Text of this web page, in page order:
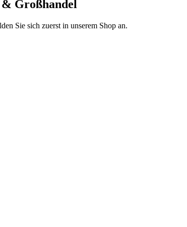
& Großhandel
Sie sich zuerst in unserem Shop an.